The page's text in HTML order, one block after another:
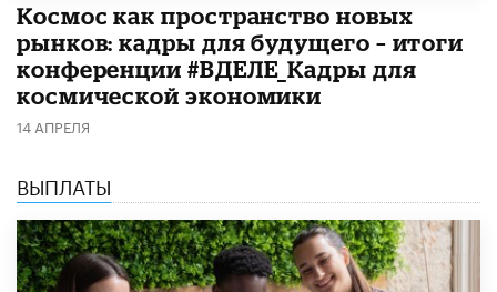
Космос как пространство новых
рынков: кадры для будущего – итоги
конференции #ВДЕЛЕ_Кадры для
космической экономики
14 АПРЕЛЯ
ВЫПЛАТЫ